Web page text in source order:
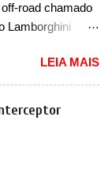
volumes da
se perder na sua
externas e
terá seu
2026. Em
segue
do conceito
road chamado
Lamborghini
teaser de um
aos seus
um cupê
off-road
e o...
LEIA MAIS